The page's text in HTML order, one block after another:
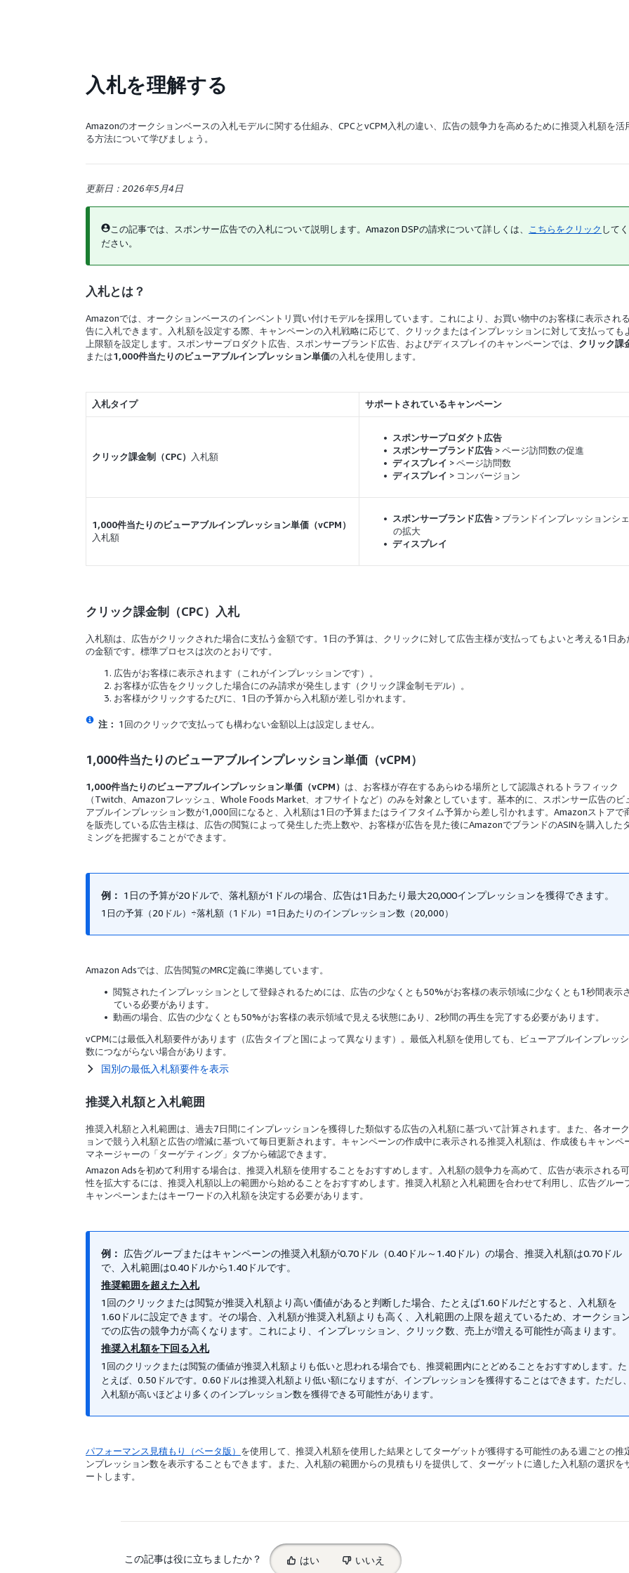
入札を理解する
Amazonのオークションベースの入札モデルに関する仕組み、CPCとvCPM入札の違い、広告の競争力を高めるために推奨入札額を活
る方法について学びましょう。
更新日：2026年5月4日
この記事では、スポンサー広告での入札について説明します。Amazon DSPの請求について詳しくは、 こちらをクリック してく
ださい。
入札とは？
Amazonでは、オークションベースのインベントリ買い付けモデルを採用しています。これにより、お買い物中のお客様に表示され
告に入札できます。入札額を設定する際、キャンペーンの入札戦略に応じて、クリックまたはインプレッションに対して支払っても
上限額を設定します。
スポンサープロダクト広告 スポンサーブランド広告 、およびディスプレイのキャンペーンでは、 クリック課
または1,000件当たりのビューアブルインプレッション単価の入札を使用します。
入札タイプ サポートされているキャンペーン
クリック課金制（CPC） 入札額
スポンサープロダクト広告
スポンサーブランド広告 > ページ訪問数の促進
ディスプレイ > ページ訪問数
ディスプレイ > コンバージョン
1,000件当たりのビューアブルインプレッション単価（vCPM）
入札額
スポンサーブランド広告 > ブランドインプレッションシ
の拡大
ディスプレイ
クリック課金制（CPC）入札
入札額は、広告がクリックされた場合に支払う金額です。1日の予算は、クリックに対して広告主様が支払ってもよいと考える1日あ
の金額です。標準プロセスは次のとおりです。
広告がお客様に表示されます（これがインプレッションです）。
お客様が広告をクリックした場合にのみ請求が発生します（クリック課金制モデル）。
お客様がクリックするたびに、1日の予算から入札額が差し引かれます。
注： 1回のクリックで支払っても構わない金額以上は設定しません。
1,000件当たりのビューアブルインプレッション単価（vCPM）
1,000件当たりのビューアブルインプレッション単価（vCPM） は、お客様が存在するあらゆる場所として認識されるトラフィック
（Twitch、Amazonフレッシュ、Whole Foods Market、オフサイトなど）のみを対象としています。基本的に、スポンサー広告のビ
アブルインプレッション数が1,000回になると、入札額は1日の予算またはライフタイム予算から差し引かれます。Amazonストアで
を販売している広告主様は、広告の閲覧によって発生した売上数や、お客様が広告を見た後にAmazonでブランドのASINを購入した
ミングを把握することができます。
例： 1日の予算が20ドルで、落札額が1ドルの場合、広告は1日あたり最大20,000インプレッションを獲得できます。
1日の予算（20ドル）÷落札額（1ドル）=1日あたりのインプレッション数（20,000）
Amazon Adsでは、広告閲覧のMRC定義に準拠しています。
閲覧されたインプレッションとして登録されるためには、広告の少なくとも50%がお客様の表示領域に少なくとも1秒間表示
ている必要があります。
動画の場合、広告の少なくとも50%がお客様の表示領域で見える状態にあり、2秒間の再生を完了する必要があります。
vCPMには最低入札額要件があります（広告タイプと国によって異なります）。最低入札額を使用しても、ビューアブルインプレッ
数につながらない場合があります。
国別の最低入札額要件を表示
推奨入札額と入札範囲
推奨入札額と入札範囲は、過去7日間にインプレッションを獲得した類似する広告の入札額に基づいて計算されます。また、各オー
ョンで競う入札額と広告の増減に基づいて毎日更新されます。キャンペーンの作成中に表示される推奨入札額は、作成後もキャンペ
マネージャーの「ターゲティング」タブから確認できます。
Amazon Adsを初めて利用する場合は、推奨入札額を使用することをおすすめします。入札額の競争力を高めて、広告が表示される
性を拡大するには、推奨入札額以上の範囲から始めることをおすすめします。推奨入札額と入札範囲を合わせて利用し、広告グルー
キャンペーンまたはキーワードの入札額を決定する必要があります。
例： 広告グループまたはキャンペーンの推奨入札額が0.70ドル（0.40ドル～1.40ドル）の場合、推奨入札額は0.70ドル
で、入札範囲は0.40ドルから1.40ドルです。
推奨範囲を超えた入札
1回のクリックまたは閲覧が推奨入札額より高い価値があると判断した場合、たとえば1.60ドルだとすると、入札額を
1.60ドルに設定できます。その場合、入札額が推奨入札額よりも高く、入札範囲の上限を超えているため、オークショ
での広告の競争力が高くなります。これにより、インプレッション、クリック数、売上が増える可能性が高まります。
推奨入札額を下回る入札
1回のクリックまたは閲覧の価値が推奨入札額よりも低いと思われる場合でも、推奨範囲内にとどめることをおすすめします。た
とえば、0.50ドルです。0.60ドルは推奨入札額より低い額になりますが、インプレッションを獲得することはできます。ただし、
入札額が高いほどより多くのインプレッション数を獲得できる可能性があります。
パフォーマンス見積もり（ベータ版） を使用して、推奨入札額を使用した結果としてターゲットが獲得する可能性のある週ごとの推
ンプレッション数を表示することもできます。また、入札額の範囲からの見積もりを提供して、ターゲットに適した入札額の選択を
ートします。
この記事は役に立ちましたか？
Select
feedback
はい いいえ